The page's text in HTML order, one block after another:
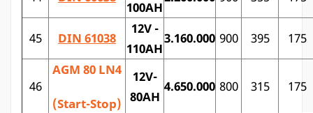
100AH
45 DIN 61038
12V -
110AH
3.160.000 900 395 175
46
AGM 80 LN4
(Start-Stop)
12V-
80AH
4.650.000 800 315 175